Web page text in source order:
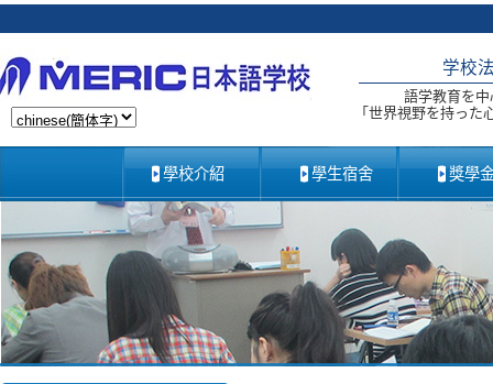
学校
語学教育を
「世界視野を持った
學校介紹 學生宿舍 獎學